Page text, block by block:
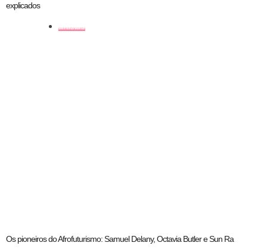
explicados
artistas
Os pioneiros do Afrofuturismo: Samuel Delany, Octavia Butler e Sun Ra